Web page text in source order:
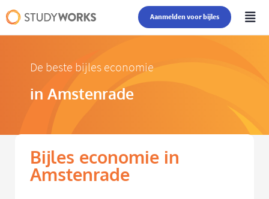
Aanmelden voor bijles
De beste bijles economie
in Amstenrade
Bijles economie in
Amstenrade